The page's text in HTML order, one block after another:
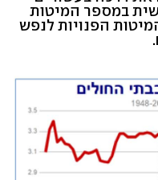
במספר המיטות
ה-70, מספר המיטות הפנויות לנפש